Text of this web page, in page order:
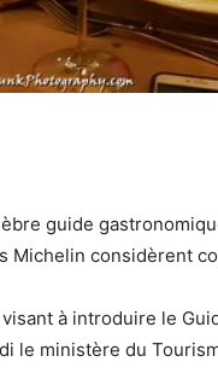
guide
considèrent
à introduire le
le ministère du